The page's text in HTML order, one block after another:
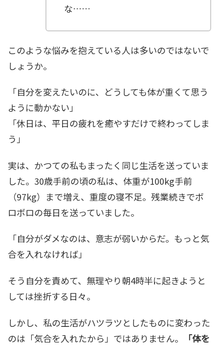
な……
このような悩みを抱えている人は多いのではないで
しょうか。
「自分を変えたいのに、どうしても体が重くて思う
ように動かない」
「休日は、平日の疲れを癒やすだけで終わってしま
う」
実は、かつての私もまったく同じ生活を送っていま
した。30歳手前の頃の私は、体重が100kg手前
（97kg）まで増え、重度の寝不足。残業続きでボ
ロボロの毎日を送っていました。
「自分がダメなのは、意志が弱いからだ。もっと気
合を入れなければ」
そう自分を責めて、無理やり朝4時半に起きようと
しては挫折する日々。
しかし、私の生活がハツラツとしたものに変わった
のは「気合を入れたから」ではありません。
「体を